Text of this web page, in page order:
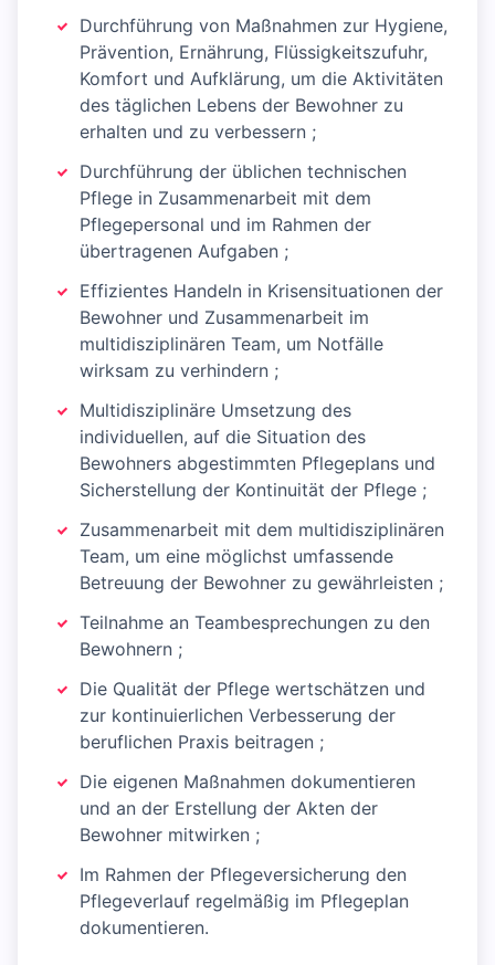
Durchführung von Maßnahmen zur Hygiene,
Prävention, Ernährung, Flüssigkeitszufuhr,
Komfort und Aufklärung, um die Aktivitäten
des täglichen Lebens der Bewohner zu
erhalten und zu verbessern ;
Durchführung der üblichen technischen
Pflege in Zusammenarbeit mit dem
Pflegepersonal und im Rahmen der
übertragenen Aufgaben ;
Effizientes Handeln in Krisensituationen der
Bewohner und Zusammenarbeit im
multidisziplinären Team, um Notfälle
wirksam zu verhindern ;
Multidisziplinäre Umsetzung des
individuellen, auf die Situation des
Bewohners abgestimmten Pflegeplans und
Sicherstellung der Kontinuität der Pflege ;
Zusammenarbeit mit dem multidisziplinären
Team, um eine möglichst umfassende
Betreuung der Bewohner zu gewährleisten ;
Teilnahme an Teambesprechungen zu den
Bewohnern ;
Die Qualität der Pflege wertschätzen und
zur kontinuierlichen Verbesserung der
beruflichen Praxis beitragen ;
Die eigenen Maßnahmen dokumentieren
und an der Erstellung der Akten der
Bewohner mitwirken ;
Im Rahmen der Pflegeversicherung den
Pflegeverlauf regelmäßig im Pflegeplan
dokumentieren.